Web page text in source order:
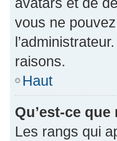
vous ne
raisons.
Haut
Qu’est-ce
Les rangs qui